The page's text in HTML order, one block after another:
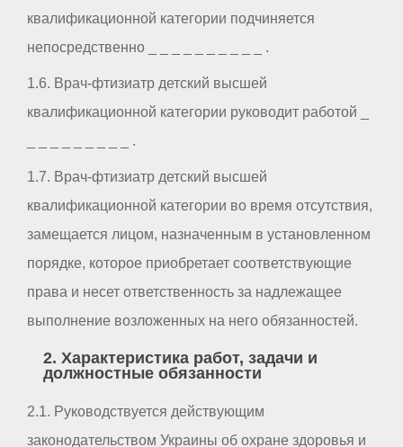
квалификационной категории подчиняется
непосредственно _ _ _ _ _ _ _ _ _ _ .
1.6. Врач-фтизиатр детский высшей
квалификационной категории руководит работой _
_ _ _ _ _ _ _ _ _ .
1.7. Врач-фтизиатр детский высшей
квалификационной категории во время отсутствия,
замещается лицом, назначенным в установленном
порядке, которое приобретает соответствующие
права и несет ответственность за надлежащее
выполнение возложенных на него обязанностей.
2. Характеристика работ, задачи и
должностные обязанности
2.1. Руководствуется действующим
законодательством Украины об охране здоровья и